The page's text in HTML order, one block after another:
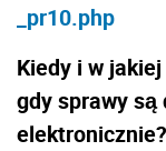
_pr10.php
Kiedy i w
gdy sprawy